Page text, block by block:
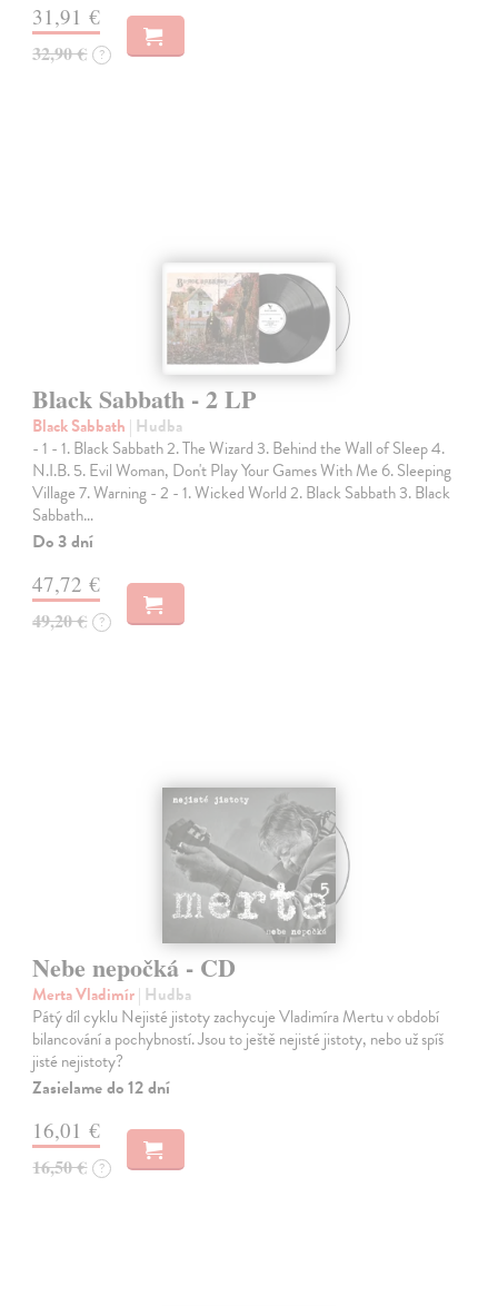
31,91 €
32,90 € ?
Black Sabbath - 2 LP
Black Sabbath | Hudba
- 1 - 1. Black Sabbath 2. The Wizard 3. Behind the Wall of Sleep 4.
N.I.B. 5. Evil Woman, Don't Play Your Games With Me 6. Sleeping
Village 7. Warning - 2 - 1. Wicked World 2. Black Sabbath 3. Black
Sabbath…
Do 3 dní
47,72 €
49,20 € ?
Nebe nepočká - CD
Merta Vladimír| Hudba
Pátý díl cyklu Nejisté jistoty zachycuje Vladimíra Mertu v období
bilancování a pochybností. Jsou to ještě nejisté jistoty, nebo už spíš
jisté nejistoty?
Zasielame do 12 dní
16,01 €
16,50 € ?